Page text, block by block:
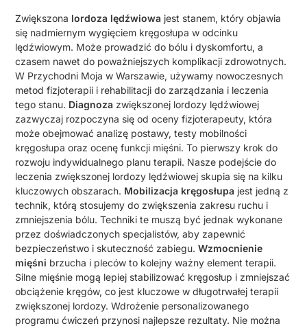
Zwiększona lordoza lędźwiowa jest stanem, który objawia
się nadmiernym wygięciem kręgosłupa w odcinku
lędźwiowym. Może prowadzić do bólu i dyskomfortu, a
czasem nawet do poważniejszych komplikacji zdrowotnych.
W Przychodni Moja w Warszawie, używamy nowoczesnych
metod fizjoterapii i rehabilitacji do zarządzania i leczenia
tego stanu. Diagnoza zwiększonej lordozy lędźwiowej
zazwyczaj rozpoczyna się od oceny fizjoterapeuty, która
może obejmować analizę postawy, testy mobilności
kręgosłupa oraz ocenę funkcji mięśni. To pierwszy krok do
rozwoju indywidualnego planu terapii. Nasze podejście do
leczenia zwiększonej lordozy lędźwiowej skupia się na kilku
kluczowych obszarach. Mobilizacja kręgosłupa jest jedną z
technik, którą stosujemy do zwiększenia zakresu ruchu i
zmniejszenia bólu. Techniki te muszą być jednak wykonane
przez doświadczonych specjalistów, aby zapewnić
bezpieczeństwo i skuteczność zabiegu.Wzmocnienie
mięśni brzucha i pleców to kolejny ważny element terapii.
Silne mięśnie mogą lepiej stabilizować kręgosłup i zmniejszać
obciążenie kręgów, co jest kluczowe w długotrwałej terapii
zwiększonej lordozy. Wdrożenie personalizowanego
programu ćwiczeń przynosi najlepsze rezultaty. Nie można